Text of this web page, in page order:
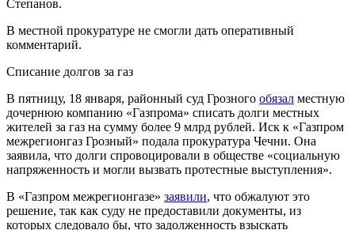
Степанов.
В местной прокуратуре не смогли дать оперативный
комментарий.
Списание долгов за газ
В пятницу, 18 января, районный суд Грозного обязал местную
дочернюю компанию «Газпрома» списать долги местных
жителей за газ на сумму более 9 млрд рублей. Иск к «Газпром
межрегионгаз Грозный» подала прокуратура Чечни. Она
заявила, что долги спровоцировали в обществе «социальную
напряженность и могли вызвать протестные выступления».
В «Газпром межрегионгазе» заявили, что обжалуют это
решение, так как суду не предоставили документы, из
которых следовало бы, что задолженность взыскать